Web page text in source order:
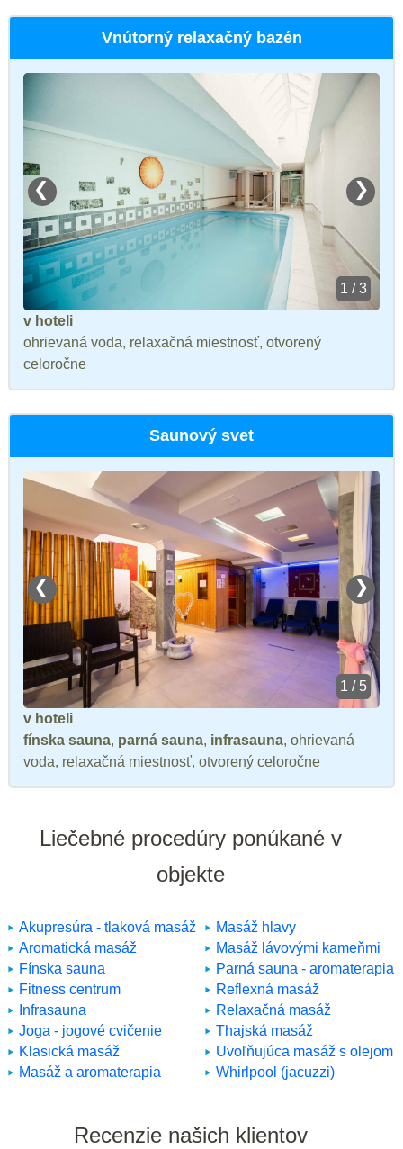
Vnútorný relaxačný bazén
❮ ❯
1 / 3
v hoteli
ohrievaná voda, relaxačná miestnosť, otvorený
celoročne
Saunový svet
❮ ❯
1 / 5
v hoteli
fínska sauna, parná sauna, infrasauna, ohrievaná
voda, relaxačná miestnosť, otvorený celoročne
Liečebné procedúry ponúkané v
objekte
Akupresúra - tlaková masáž
Aromatická masáž
Fínska sauna
Fitness centrum
Infrasauna
Joga - jogové cvičenie
Klasická masáž
Masáž a aromaterapia
Masáž hlavy
Masáž lávovými kameňmi
Parná sauna - aromaterapia
Reflexná masáž
Relaxačná masáž
Thajská masáž
Uvoľňujúca masáž s olejom
Whirlpool (jacuzzi)
Recenzie našich klientov